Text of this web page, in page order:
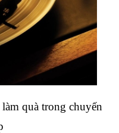
quà trong chuyến